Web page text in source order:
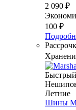
2 090 ₽
100 ₽
Летние
Шины